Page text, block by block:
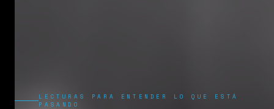
LECTURAS PARA ENTENDER LO QUE ESTÁ
PASANDO